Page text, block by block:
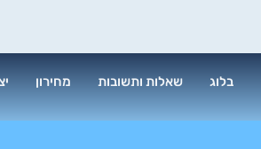
בלוג שאלות ותשובות מחירון